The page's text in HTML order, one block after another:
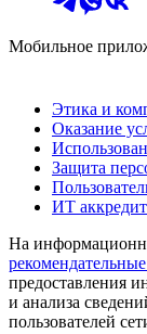
Мобильное
Этика и
Оказание
Защита
ИТ
На
предоставления
и анализа
пользователей